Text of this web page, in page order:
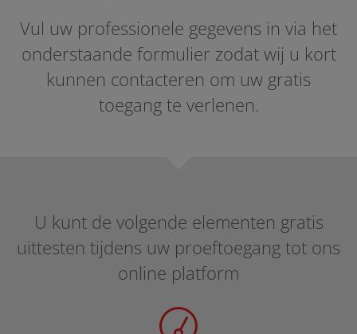
Vul uw professionele gegevens in via het
onderstaande formulier zodat wij u kort
kunnen contacteren om uw gratis
toegang te verlenen.
U kunt de volgende elementen gratis
uittesten tijdens uw proeftoegang tot ons
online platform